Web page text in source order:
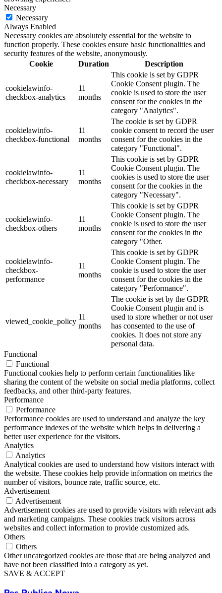
Necessary
Necessary
Always Enabled
Necessary cookies are absolutely essential for the website to
function properly. These cookies ensure basic functionalities and
security features of the website, anonymously.
Cookie
Duration Description
cookielawinfo-
checkbox-analytics
11
months
This cookie is set by GDPR
Cookie Consent plugin. The
cookie is used to store the user
consent for the cookies in the
category "Analytics".
cookielawinfo-
checkbox-functional
11
months
The cookie is set by GDPR
cookie consent to record the user
consent for the cookies in the
category "Functional".
cookielawinfo-
checkbox-necessary
11
months
This cookie is set by GDPR
Cookie Consent plugin. The
cookies is used to store the user
consent for the cookies in the
category "Necessary".
cookielawinfo-
checkbox-others
11
months
This cookie is set by GDPR
Cookie Consent plugin. The
cookie is used to store the user
consent for the cookies in the
category "Other.
cookielawinfo-
checkbox-
performance
11
months
This cookie is set by GDPR
Cookie Consent plugin. The
cookie is used to store the user
consent for the cookies in the
category "Performance".
viewed_cookie_policy
11
months
The cookie is set by the GDPR
Cookie Consent plugin and is
used to store whether or not user
has consented to the use of
cookies. It does not store any
personal data.
Functional
Functional
Functional cookies help to perform certain functionalities like
sharing the content of the website on social media platforms, collect
feedbacks, and other third-party features.
Performance
Performance
Performance cookies are used to understand and analyze the key
performance indexes of the website which helps in delivering a
better user experience for the visitors.
Analytics
Analytics
Analytical cookies are used to understand how visitors interact with
the website. These cookies help provide information on metrics the
number of visitors, bounce rate, traffic source, etc.
Advertisement
Advertisement
Advertisement cookies are used to provide visitors with relevant ads
and marketing campaigns. These cookies track visitors across
websites and collect information to provide customized ads.
Others
Others
Other uncategorized cookies are those that are being analyzed and
have not been classified into a category as yet.
SAVE & ACCEPT